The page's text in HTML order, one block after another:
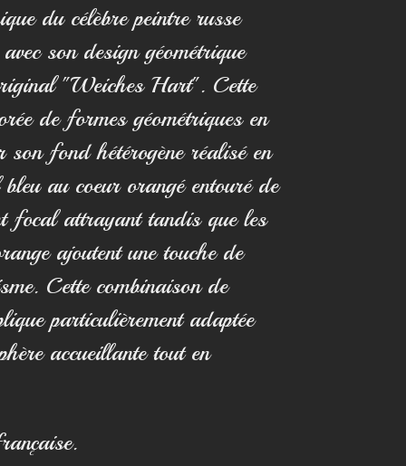
du célèbre peintre russe
son design géométrique
"Weiches Hart". Cette
de formes géométriques en
fond hétérogène réalisé en
au coeur orangé entouré de
focal attrayant tandis que les
ajoutent une touche de
Cette combinaison de
particulièrement adaptée
accueillante tout en